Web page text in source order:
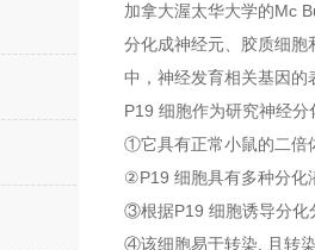
加拿大渥太华大学的Mc
分化成神经元、胶质细
中，神经发育相关基因
P19 细胞作为研究神经
①它具有正常小鼠的二倍
②P19 细胞具有多种分化
③根据P19 细胞诱导分化
④该细胞易于转染, 且转